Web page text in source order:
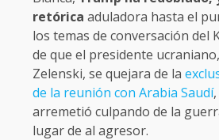
retórica aduladora hasta el
los temas de conversación del
de que el presidente
Zelenski, se quejara de la
de la reunión con Arabia Saudí
arremetió culpando de la
lugar de al agresor.